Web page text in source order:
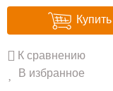
Купить
К сравнению
В избранное